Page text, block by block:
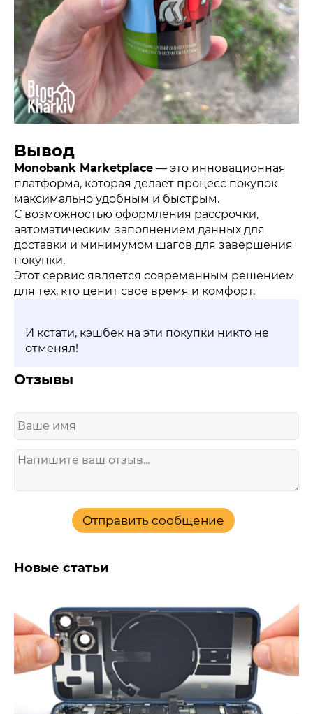
Вывод
Monobank Marketplace — это инновационная
платформа, которая делает процесс покупок
максимально удобным и быстрым.
С возможностью оформления рассрочки,
автоматическим заполнением данных для
доставки и минимумом шагов для завершения
покупки.
Этот сервис является современным решением
для тех, кто ценит свое время и комфорт.
И кстати, кэшбек на эти покупки никто не
отменял!
Отзывы
Отправить сообщение
Новые статьи